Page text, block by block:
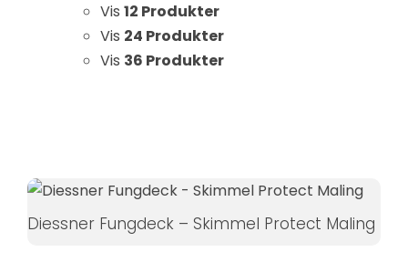
Vis 12 Produkter
Vis 24 Produkter
Vis 36 Produkter
Diessner Fungdeck – Skimmel Protect Maling
funktioner fra
hjemmesiden.
dele dine
og